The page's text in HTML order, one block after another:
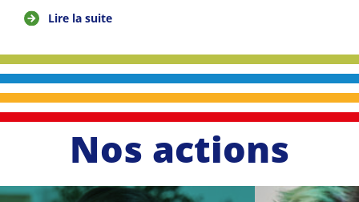
Lire la suite
Nos actions